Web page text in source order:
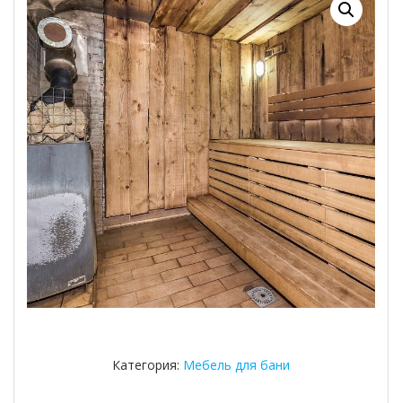
Категория: Мебель для бани